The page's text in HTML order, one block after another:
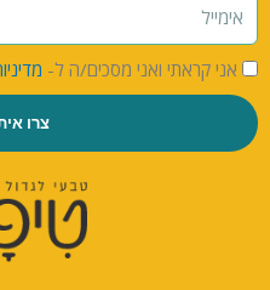
אני קראתי ואני מסכים/ה ל-
צרו